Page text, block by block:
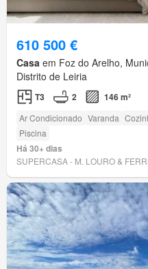
610 500 €
Casa em Foz do Arelho,
Distrito de Leiria
T3 2 146 m²
Ar Condicionado Varanda
Piscina
Há 30+ dias